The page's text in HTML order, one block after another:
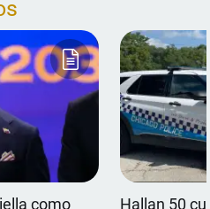
como
Hallan 50